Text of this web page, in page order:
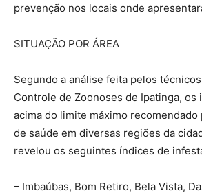
prevenção nos locais onde
SITUAÇÃO POR ÁREA
Segundo a análise feita pelos
Controle de Zoonoses de Ipatinga, os
acima do limite máximo recomendado
de saúde em diversas regiões da
revelou os seguintes índices de
– Imbaúbas, Bom Retiro, Bela Vista,